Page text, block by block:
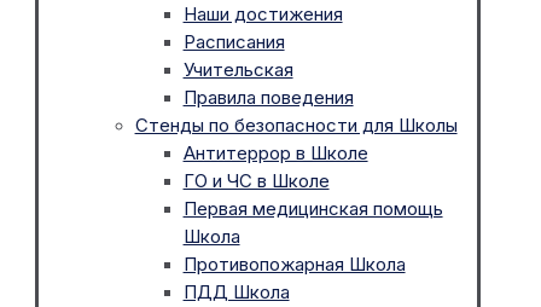
Наши достижения
Расписания
Учительская
Правила поведения
Стенды по безопасности для Школы
Антитеррор в Школе
ГО и ЧС в Школе
Первая медицинская помощь
Школа
Противопожарная Школа
ПДД Школа